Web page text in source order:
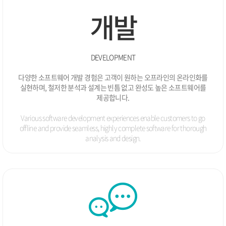
개발
DEVELOPMENT
다양한 소프트웨어 개발 경험은 고객이 원하는 오프라인의 온라인화를
실현하며, 철저한 분석과 설계는 빈틈 없고 완성도 높은 소프트웨어를
제공합니다.
Various software development experiences enable customers to go
offline and provide seamless, highly complete software for thorough
analysis and design.